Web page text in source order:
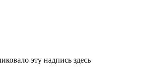
эту надпись здесь